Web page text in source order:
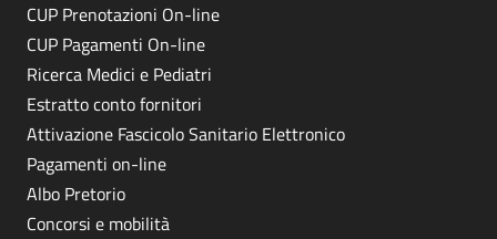
CUP Prenotazioni On-line
CUP Pagamenti On-line
Ricerca Medici e Pediatri
Estratto conto fornitori
Attivazione Fascicolo Sanitario Elettronico
Pagamenti on-line
Albo Pretorio
Concorsi e mobilità